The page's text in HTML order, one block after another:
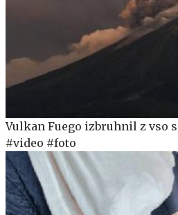
Vulkan Fuego izbruhnil z vso
#video #foto